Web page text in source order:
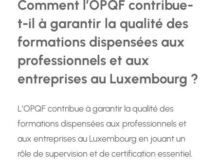
Comment l’OPQF contribue-
t-il à garantir la qualité des
formations dispensées aux
professionnels et aux
entreprises au Luxembourg ?
L’OPQF contribue à garantir la qualité des
formations dispensées aux professionnels et
aux entreprises au Luxembourg en jouant un
rôle de supervision et de certification essentiel.